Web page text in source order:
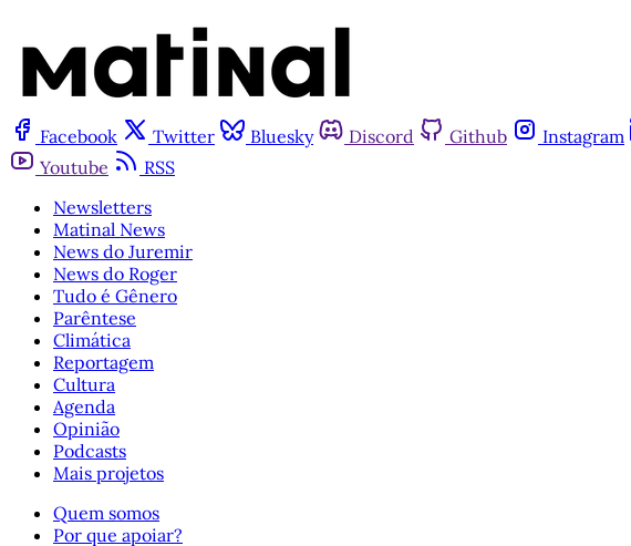
Facebook Twitter Bluesky Discord Github Instagram
Youtube
RSS
Newsletters
Matinal News
News do Juremir
News do Roger
Tudo é Gênero
Parêntese
Climática
Reportagem
Cultura
Agenda
Opinião
Podcasts
Mais projetos
Quem somos
Por que apoiar?